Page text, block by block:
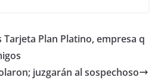
Tarjeta Plan Platino, empresa q
juzgarán al sospechoso